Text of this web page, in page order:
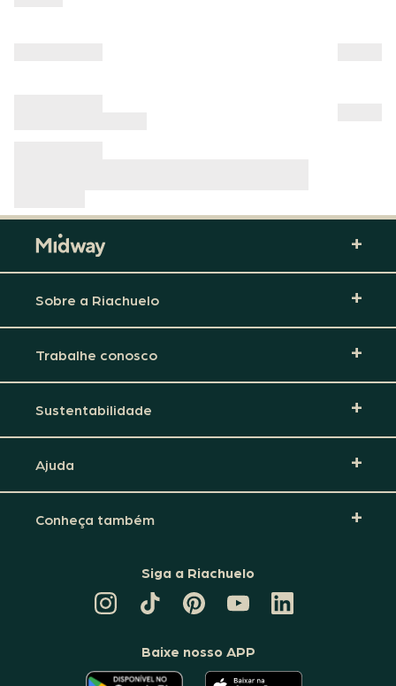
Sobre a Riachuelo
Trabalhe conosco
Sustentabilidade
Ajuda
Conheça também
Siga a Riachuelo
TIKTOK
DA
PINTEREST
DA
CANAL
DA
RIACHUELO
LINKEDIN
DA
Baixe nosso APP
O O